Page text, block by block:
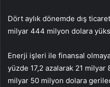
Dört aylık dönemde dış
milyar 444 milyon dolara
Enerji işleri ile finansal
yüzde 17,2 azalarak 21
milyar 50 milyon dolara